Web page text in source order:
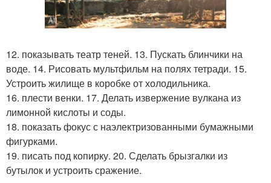
12. показывать театр теней. 13. Пускать блинчики на
воде. 14. Рисовать мультфильм на полях тетради. 15.
Устроить жилище в коробке от холодильника.
16. плести венки. 17. Делать извержение вулкана из
лимонной кислоты и соды.
18. показать фокус с наэлектризованными бумажными
фигурками.
19. писать под копирку. 20. Сделать брызгалки из
бутылок и устроить сражение.